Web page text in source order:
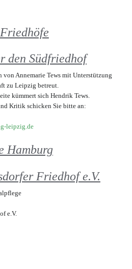
den Südfriedhof
Annemarie Tews mit Unterstützung
zu Leipzig betreut.
kümmert sich Hendrik Tews.
Kritik schicken Sie bitte an:
leipzig.de
Hamburg
Friedhof e.V.
e.V.